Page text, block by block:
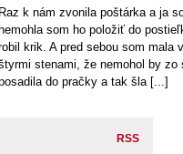
Raz k nám zvonila poštárka a ja
som ho položiť do
krik. A pred sebou som mala
stenami, že nemohol by
do pračky a tak šla [...]
RSS